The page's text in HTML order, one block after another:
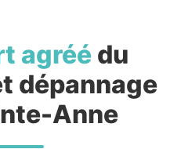
agréé du
dépannage
Anne